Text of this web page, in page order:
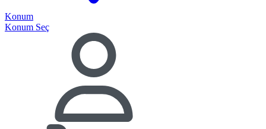
Konum
Konum Seç